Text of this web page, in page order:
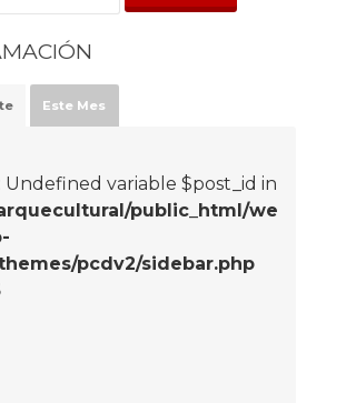
Este Mes
: Undefined variable $post_id in
public_html/we
pcdv2/sidebar.php